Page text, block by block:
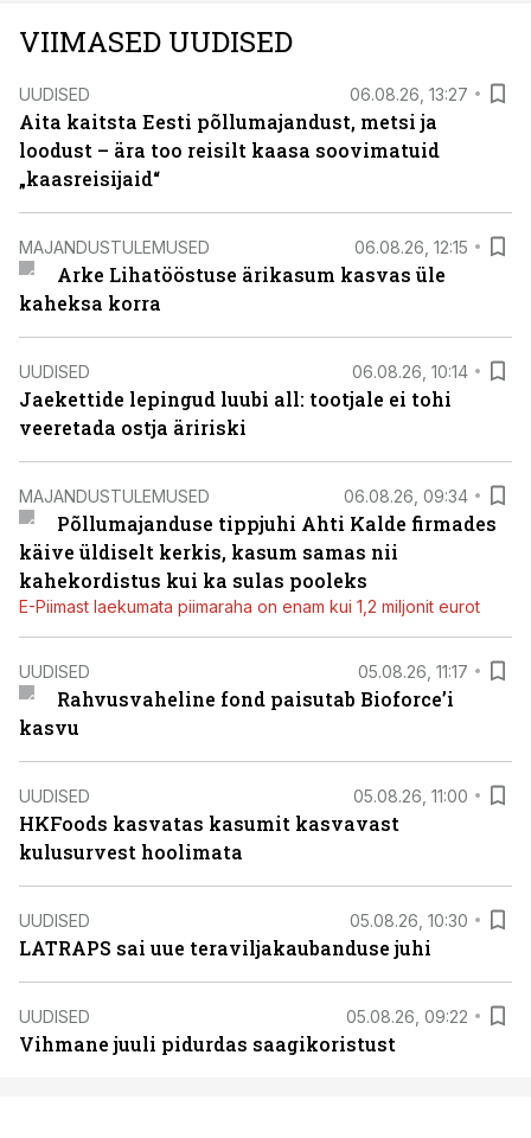
VIIMASED UUDISED
UUDISED 06.08.26, 13:27
Aita kaitsta Eesti põllumajandust, metsi ja
loodust – ära too reisilt kaasa soovimatuid
„kaasreisijaid“
MAJANDUSTULEMUSED 06.08.26, 12:15
Arke Lihatööstuse ärikasum kasvas üle
kaheksa korra
UUDISED 06.08.26, 10:14
Jaekettide lepingud luubi all: tootjale ei tohi
veeretada ostja äririski
MAJANDUSTULEMUSED 06.08.26, 09:34
Põllumajanduse tippjuhi Ahti Kalde firmades
käive üldiselt kerkis, kasum samas nii
kahekordistus kui ka sulas pooleks
E-Piimast laekumata piimaraha on enam kui 1,2 miljonit eurot
UUDISED 05.08.26, 11:17
Rahvusvaheline fond paisutab Bioforce’i
kasvu
UUDISED 05.08.26, 11:00
HKFoods kasvatas kasumit kasvavast
kulusurvest hoolimata
UUDISED 05.08.26, 10:30
LATRAPS sai uue teraviljakaubanduse juhi
UUDISED 05.08.26, 09:22
Vihmane juuli pidurdas saagikoristust